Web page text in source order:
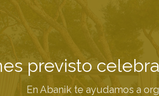
previsto
En Abanik te ayudamos a